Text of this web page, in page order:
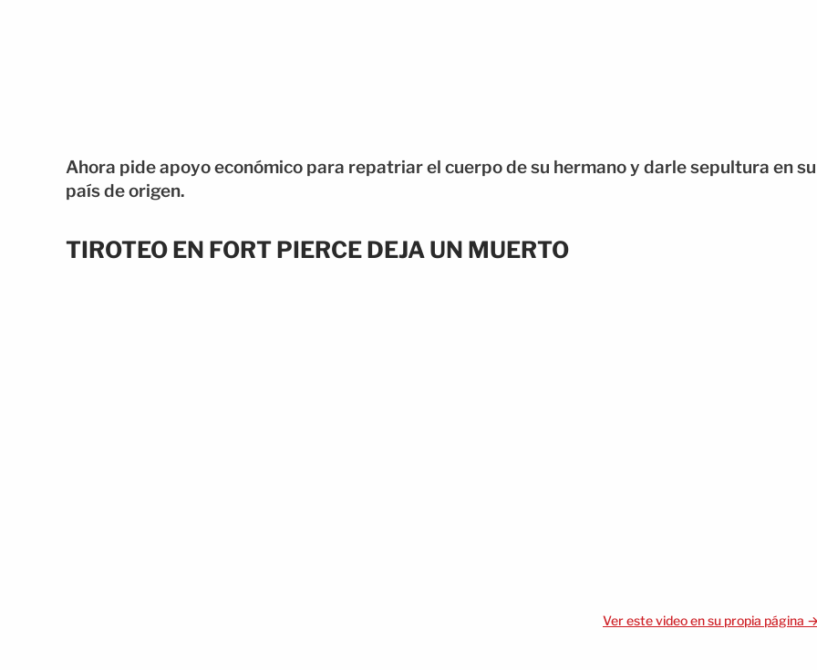
Ahora pide apoyo económico para repatriar el cuerpo de su hermano y darle sepultura en su
país de origen.
TIROTEO EN FORT PIERCE DEJA UN MUERTO
Ver este video en su propia página